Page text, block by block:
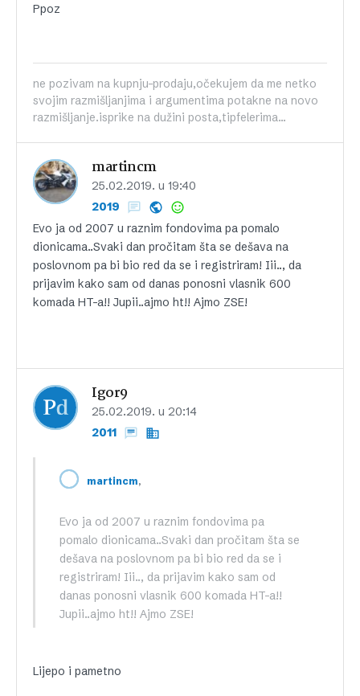
Ppoz
ne pozivam na kupnju-prodaju,očekujem da me netko
svojim razmišljanjima i argumentima potakne na novo
razmišljanje.isprike na dužini posta,tipfelerima...
martincm
25.02.2019. u 19:40
2019
Evo ja od 2007 u raznim fondovima pa pomalo
dionicama..Svaki dan pročitam šta se dešava na
poslovnom pa bi bio red da se i registriram! Iii.., da
prijavim kako sam od danas ponosni vlasnik 600
komada HT-a!! Jupii..ajmo ht!! Ajmo ZSE!
Igor9
25.02.2019. u 20:14
2011
martincm,
Evo ja od 2007 u raznim fondovima pa
pomalo dionicama..Svaki dan pročitam šta se
dešava na poslovnom pa bi bio red da se i
registriram! Iii.., da prijavim kako sam od
danas ponosni vlasnik 600 komada HT-a!!
Jupii..ajmo ht!! Ajmo ZSE!
Lijepo i pametno